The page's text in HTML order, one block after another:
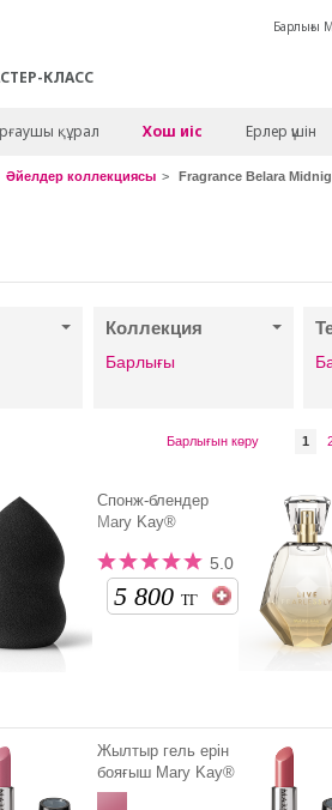
КЛАСС
Барлығы
құрал Хош иіс Ерлер үшін
Әйелдер коллекциясы Fragrance Belara
Коллекция
Барлығы
Барлығын көру 1
Спонж-блендер
Mary Kay®
5.0
5 800 ТГ
Жылтыр гель ерін
бояғыш Mary Kay®